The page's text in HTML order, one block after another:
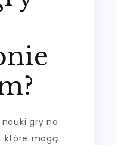
gry na
które mogą